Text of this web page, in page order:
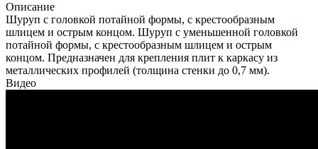
Описание
Шуруп с головкой потайной формы, с крестообразным
шлицем и острым концом. Шуруп с уменьшенной головкой
потайной формы, с крестообразным шлицем и острым
концом. Предназначен для крепления плит к каркасу из
металлических профилей (толщина стенки до 0,7 мм).
Видео